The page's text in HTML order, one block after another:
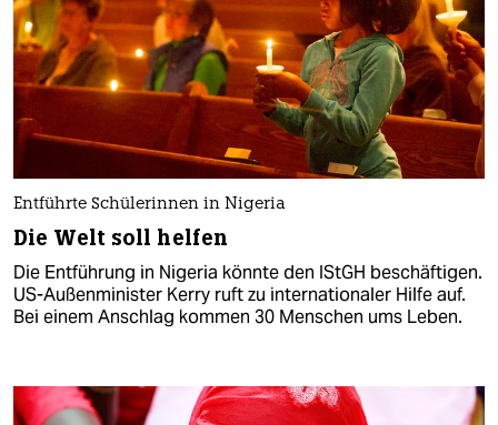
Entführte Schülerinnen in Nigeria
Die Welt soll helfen
Die Entführung in Nigeria könnte den IStGH beschäftigen.
US-Außenminister Kerry ruft zu internationaler Hilfe auf.
Bei einem Anschlag kommen 30 Menschen ums Leben.